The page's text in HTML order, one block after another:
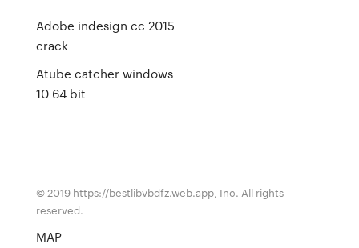
Adobe indesign cc 2015
crack
Atube catcher windows
10 64 bit
© 2019 https://bestlibvbdfz.web.app, Inc. All rights
reserved.
MAP